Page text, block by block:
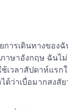
การเดินทางขอ
าษาอังกฤษ ฉันไ
เวลาสัปดาห์แรก
ว่าเบื่อมากสงสั